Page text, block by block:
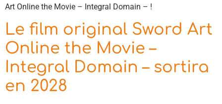
Art Online the Movie – Integral Domain – !
Le film original Sword Art
Online the Movie –
Integral Domain – sortira
en 2028